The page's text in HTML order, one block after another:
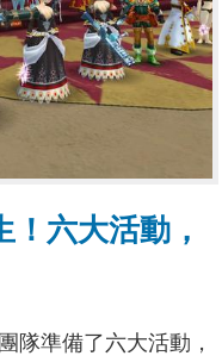
六大活動，
隊準備了六大活動，